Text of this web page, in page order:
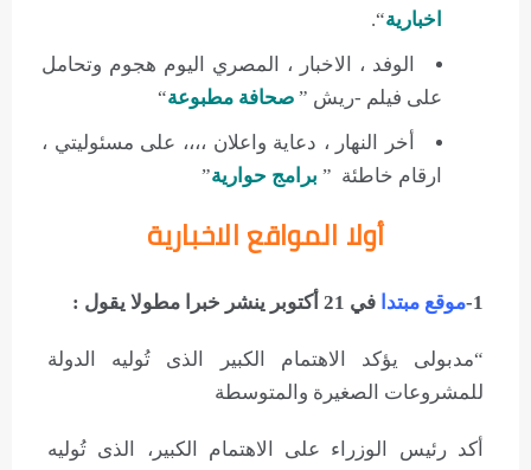
اخبارية“.
الوفد ، الاخبار ، المصري اليوم هجوم وتحامل
على فيلم -ريش ”صحافة مطبوعة“
أخر النهار ، دعاية واعلان ،،،، على مسئوليتي ،
ارقام خاطئة ”برامج حوارية”
أولا المواقع الاخبارية
1- موقع مبتدا في 21 أكتوبر ينشر خبرا مطولا يقول :
“مدبولى يؤكد الاهتمام الكبير الذى تُوليه الدولة
للمشروعات الصغيرة والمتوسطة
أكد رئيس الوزراء على الاهتمام الكبير، الذى تُوليه